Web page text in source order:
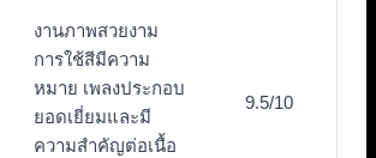
งานภาพสวยงาม
การใช้สีมีความ
หมาย เพลงประกอบ
ยอดเยี่ยมและมี
ความสำคัญต่อเนื้อ
9.5/10